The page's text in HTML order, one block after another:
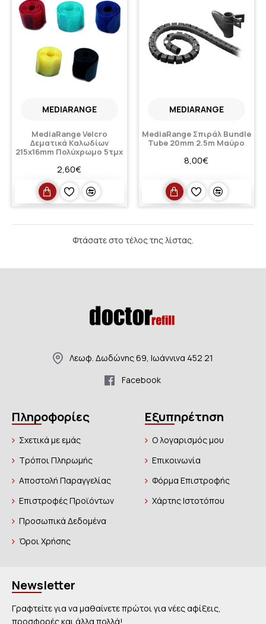
MEDIARANGE
MediaRange Velcro
Δεματικά Καλωδίων
215x16mm Πολύχρωμο 5τμχ
2,60€
MEDIARANGE
MediaRange Σπιράλ Bundle
Tube 20mm 2.5m Μαύρο
8,00€
Φτάσατε στο τέλος της λίστας.
Λεωφ. Δωδώνης 69, Ιωάννινα 452 21
Facebook
Πληροφορίες
Σχετικά με εμάς
Τρόποι Πληρωμής
Αποστολή Παραγγελίας
Επιστροφές Προϊόντων
Προσωπικά Δεδομένα
Όροι Χρήσης
Εξυπηρέτηση
Ο λογαρισμός μου
Επικοινωνία
Φόρμα Επιστροφής
Χάρτης Ιστοτόπου
Newsletter
Γραφτείτε για να μαθαίνετε πρώτοι για νέες αφίξεις,
προσφορές και άλλα πολλά!